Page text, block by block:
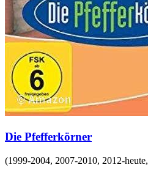
Die Pfefferkörner
(1999-2004, 2007-2010, 2012-heute,